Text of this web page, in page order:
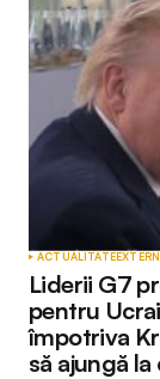
ACTUALITATE
Liderii G7
pentru
împotriva
să ajungă